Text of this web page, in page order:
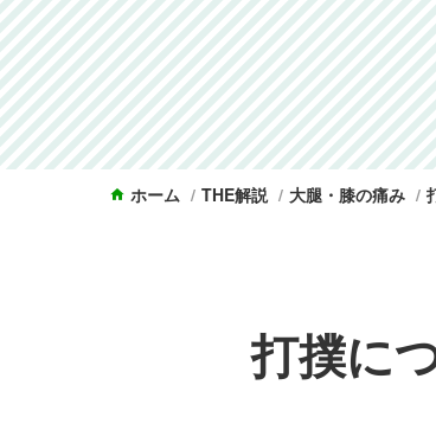
総院長の
ホーム THE解説 大腿・膝の痛み
打撲に